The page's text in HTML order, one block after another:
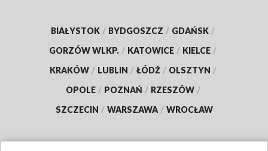
BIAŁYSTOK / BYDGOSZCZ / GDAŃSK /
GORZÓW WLKP. / KATOWICE / KIELCE /
KRAKÓW / LUBLIN / ŁÓDŹ / OLSZTYN /
OPOLE / POZNAŃ / RZESZÓW /
SZCZECIN / WARSZAWA / WROCŁAW